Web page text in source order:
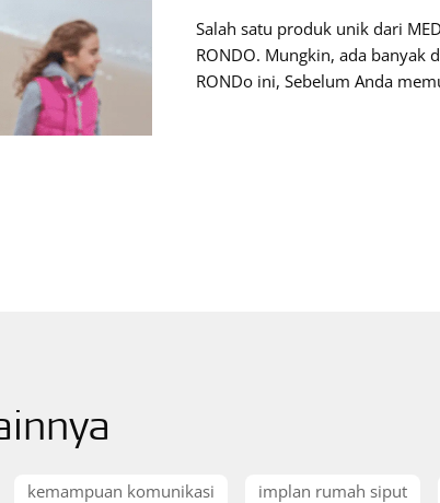
Salah satu produk unik dari
RONDO. Mungkin, ada banyak
RONDo ini, Sebelum Anda
kemampuan komunikasi implan rumah siput